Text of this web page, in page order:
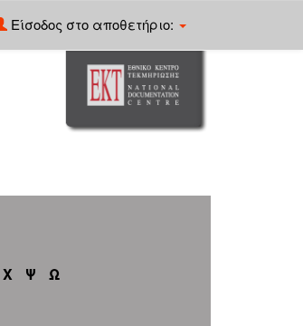
Είσοδος στο αποθετήριο:
Χ Ψ
Ω